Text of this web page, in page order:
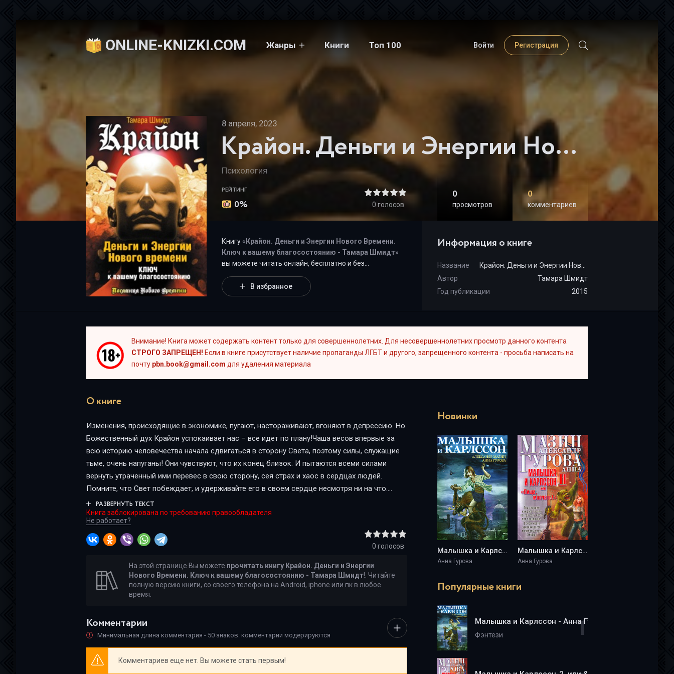
ONLINE-KNIZKI.COM Жанры Книги Топ 100 Войти Регистрация
Крайон. Деньги и Энергии Нового Времени. Ключ к вашему благосостоянию - Тамара Шмидт
8 апреля, 2023
Психология
РЕЙТИНГ
0% 0 голосов
Книгу « Крайон. Деньги и Энергии Нового Времени.
Ключ к вашему благосостоянию - Тамара Шмидт»
вы можете читать онлайн, бесплатно и без
Жанр книги «Крайон. Деньги и Энергии Нового
Времени. Ключ к вашему благосостоянию - Тамара
Ключ к вашему благосостоянию" от автора Тамара
Шмидт занимает почетное место среди всей
коллекции произведений в категории "{cat-title}".
В избранное
0
просмотров
0
комментариев
Информация о книге
Название
Автор
Тамара Шмидт
Год публикации
2015
Внимание! Книга может содержать контент только для совершеннолетних. Для несовершеннолетних просмотр данного контента
СТРОГО ЗАПРЕЩЕН! Если в книге присутствует наличие пропаганды ЛГБТ и другого, запрещенного контента - просьба написать на
почту pbn.book@gmail.com для удаления материала
О книге
Изменения, происходящие в экономике, пугают, настораживают, вгоняют в депрессию. Но
Божественный дух Крайон успокаивает нас – все идет по плану!Чаша весов впервые за
всю историю человечества начала сдвигаться в сторону Света, поэтому силы, служащие
тьме, очень напуганы! Они чувствуют, что их конец близок. И пытаются всеми силами
вернуть утраченный ими перевес в свою сторону, сея страх и хаос в сердцах людей.
Помните, что Свет побеждает, и удерживайте его в своем сердце несмотря ни на что.
Несите свет вопреки всему и ничего не бойтесь!Это время – самое лучшее, для того чтобы
произвести изменения в своей жизни на материальном плане! Материя в кризис особенно
податлива – лепите из нее что хотите, в том числе и материальные блага. Привлечь все это
в свою жизнь стало гораздо проще!
РАЗВЕРНУТЬ ТЕКСТ
Книга заблокирована по требованию правообладателя
Не работает?
0 голосов
На этой странице Вы можете прочитать книгу Крайон. Деньги и Энергии
Нового Времени. Ключ к вашему благосостоянию - Тамара Шмидт!. Читайте
полную версию книги, со своего телефона на Android, iphone или пк в любое
время.
Комментарии
Минимальная длина комментария - 50 знаков. комментарии модерируются
Комментариев еще нет. Вы можете стать первым!
Новинки
Малышка и Карлссон - Анна Гурова
Анна Гурова
Малышка и Карлссон-2, или &quot;Пища, молчать!&quot; - Анна Гурова
Анна Гурова
Популярные книги
Малышка и Карлссон - Анна Гурова
Фэнтези